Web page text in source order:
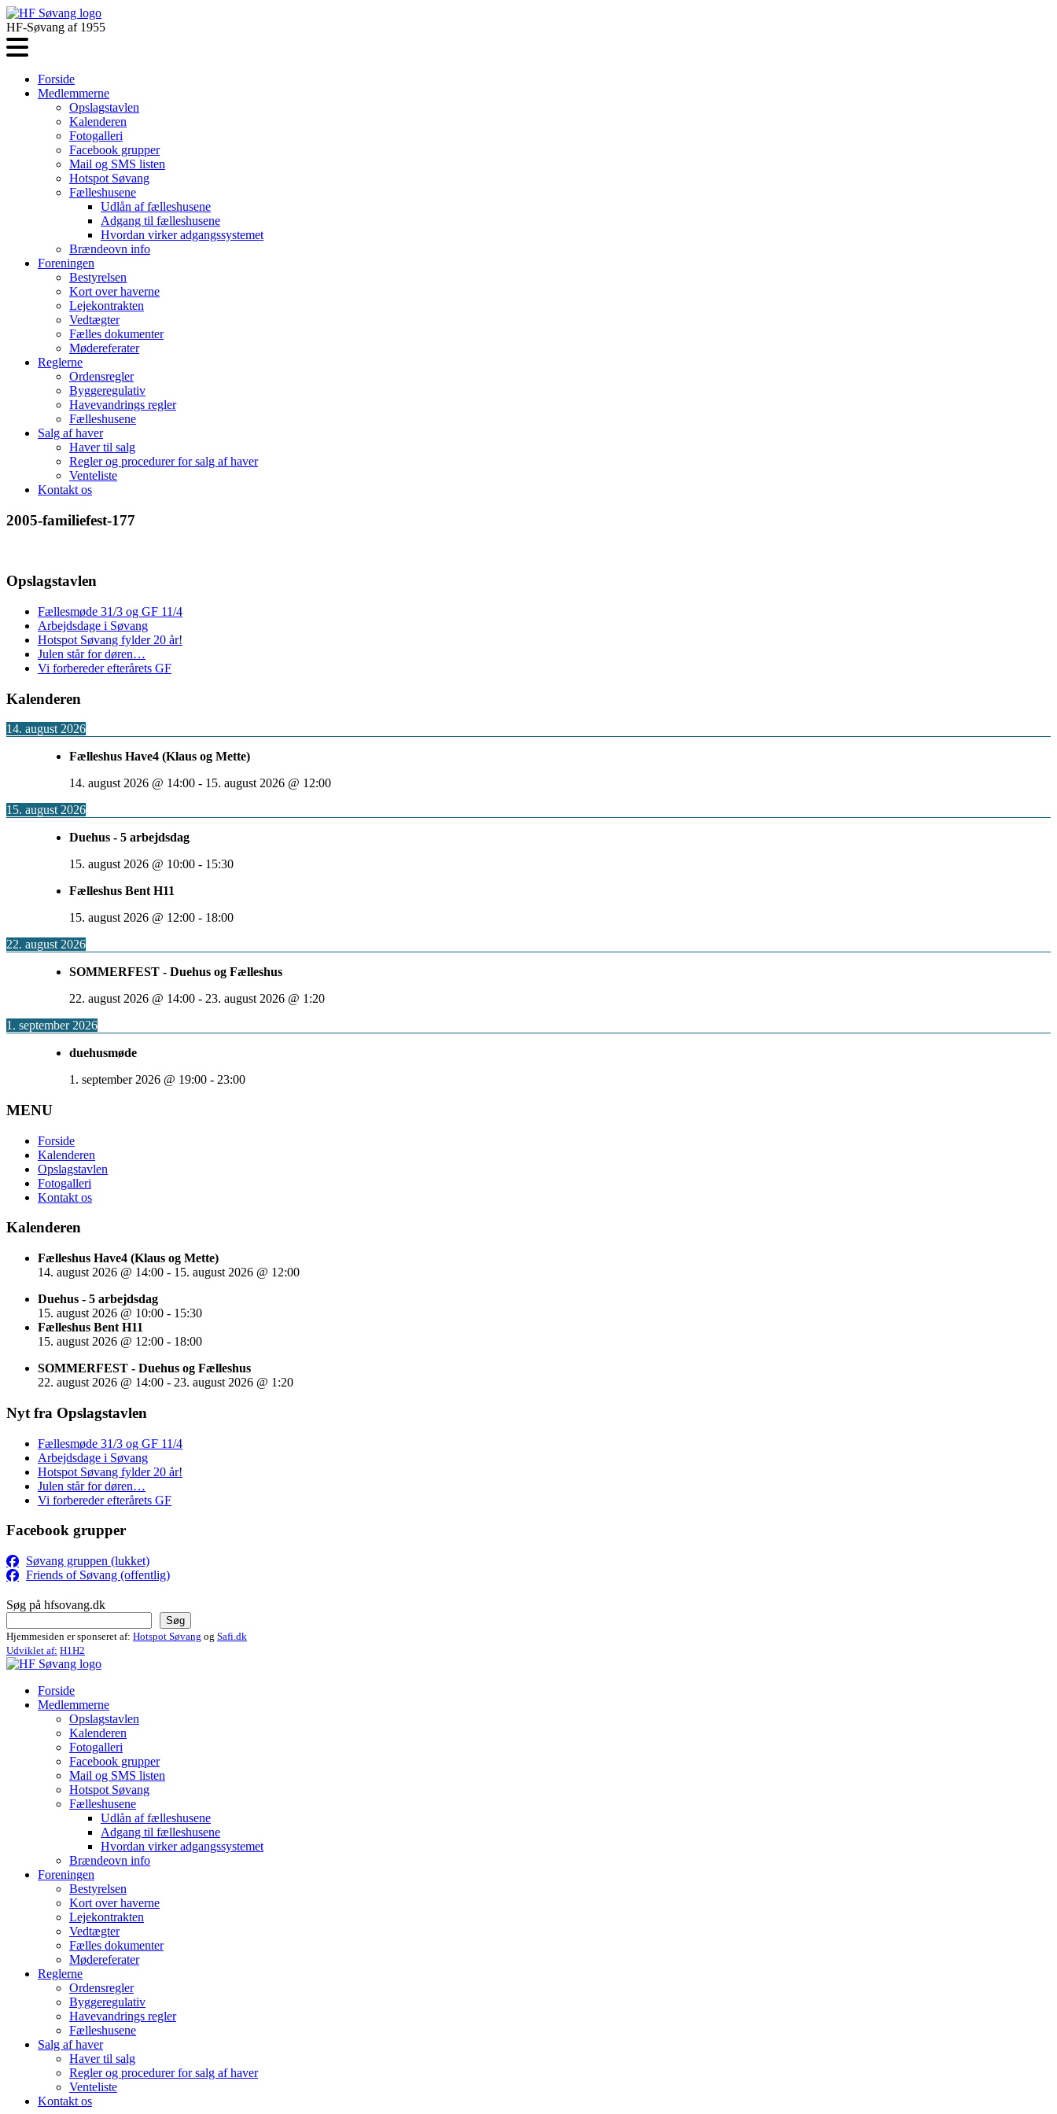
HF-Søvang af 1955
Forside
Medlemmerne
Opslagstavlen
Kalenderen
Fotogalleri
Facebook grupper
Mail og SMS listen
Hotspot Søvang
Fælleshusene
Udlån af fælleshusene
Adgang til fælleshusene
Hvordan virker adgangssystemet
Brændeovn info
Foreningen
Bestyrelsen
Kort over haverne
Lejekontrakten
Vedtægter
Fælles dokumenter
Mødereferater
Reglerne
Ordensregler
Byggeregulativ
Havevandrings regler
Fælleshusene
Salg af haver
Haver til salg
Regler og procedurer for salg af haver
Venteliste
Kontakt os
2005-familiefest-177
Opslagstavlen
Fællesmøde 31/3 og GF 11/4
Arbejdsdage i Søvang
Hotspot Søvang fylder 20 år!
Julen står for døren…
Vi forbereder efterårets GF
Kalenderen
14. august 2026
Fælleshus Have4 (Klaus og Mette)
14. august 2026 @ 14:00 - 15. august 2026 @ 12:00
15. august 2026
Duehus - 5 arbejdsdag
15. august 2026 @ 10:00 - 15:30
Fælleshus Bent H11
15. august 2026 @ 12:00 - 18:00
22. august 2026
SOMMERFEST - Duehus og Fælleshus
22. august 2026 @ 14:00 - 23. august 2026 @ 1:20
1. september 2026
duehusmøde
1. september 2026 @ 19:00 - 23:00
MENU
Forside
Kalenderen
Opslagstavlen
Fotogalleri
Kontakt os
Kalenderen
Fælleshus Have4 (Klaus og Mette)
14. august 2026 @ 14:00 - 15. august 2026 @ 12:00
Duehus - 5 arbejdsdag
15. august 2026 @ 10:00 - 15:30
Fælleshus Bent H11
15. august 2026 @ 12:00 - 18:00
SOMMERFEST - Duehus og Fælleshus
22. august 2026 @ 14:00 - 23. august 2026 @ 1:20
Nyt fra Opslagstavlen
Fællesmøde 31/3 og GF 11/4
Arbejdsdage i Søvang
Hotspot Søvang fylder 20 år!
Julen står for døren…
Vi forbereder efterårets GF
Facebook grupper
Søvang gruppen (lukket)
Friends of Søvang (offentlig)
Søg på hfsovang.dk
Søg
Hjemmesiden er sponseret af: Hotspot Søvang og Safi.dk
Udviklet af: H1H2
Forside
Medlemmerne
Opslagstavlen
Kalenderen
Fotogalleri
Facebook grupper
Mail og SMS listen
Hotspot Søvang
Fælleshusene
Udlån af fælleshusene
Adgang til fælleshusene
Hvordan virker adgangssystemet
Brændeovn info
Foreningen
Bestyrelsen
Kort over haverne
Lejekontrakten
Vedtægter
Fælles dokumenter
Mødereferater
Reglerne
Ordensregler
Byggeregulativ
Havevandrings regler
Fælleshusene
Salg af haver
Haver til salg
Regler og procedurer for salg af haver
Venteliste
Kontakt os